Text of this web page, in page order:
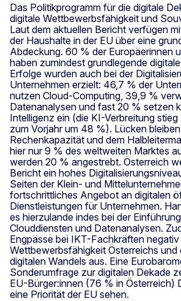
Das Politikprogramm für die digitale
digitale Wettbewerbsfähigkeit und
Laut dem aktuellen Bericht verfügen
der Haushalte in der EU über eine
Abdeckung. 60 % der Europäerinnen
haben zumindest grundlegende
Erfolge wurden auch bei der
Unternehmen erzielt: 46,7 % der
nutzen Cloud-Computing, 39,9 %
Datenanalysen und fast 20 % setzen
Intelligenz ein (die KI-Verbreitung
zum Vorjahr um 48 %). Lücken
Rechenkapazität und dem
hier nur 9 % des weltweiten Marktes
werden 20 % angestrebt. Österreich
Bericht ein hohes
Seiten der Klein- und
fortschrittliches Angebot an digitalen
Dienstleistungen für Unternehmen.
es hierzulande indes bei der
Clouddiensten und Datenanalysen.
Engpässe bei IKT-Fachkräften
Wettbewerbsfähigkeit Österreichs und
digitalen Wandels aus. Eine
Sonderumfrage zur digitalen Dekade
EU-Bürger:innen (76 % in Österreich)
eine Priorität der EU sehen.